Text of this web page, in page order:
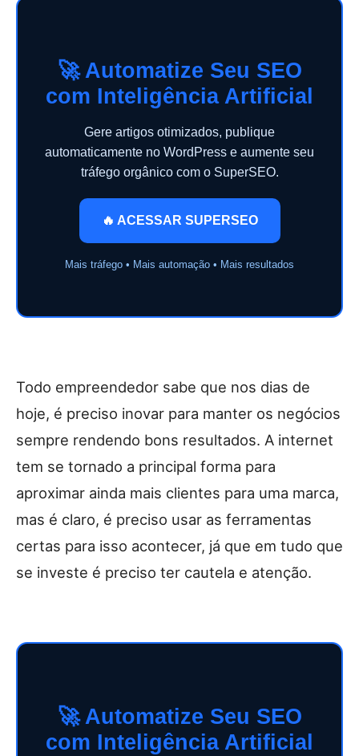
🚀 Automatize Seu SEO
com Inteligência Artificial
Gere artigos otimizados, publique
automaticamente no WordPress e aumente seu
tráfego orgânico com o SuperSEO.
🔥 ACESSAR SUPERSEO
Mais tráfego • Mais automação • Mais resultados
Todo empreendedor sabe que nos dias de
hoje, é preciso inovar para manter os negócios
sempre rendendo bons resultados. A internet
tem se tornado a principal forma para
aproximar ainda mais clientes para uma marca,
mas é claro, é preciso usar as ferramentas
certas para isso acontecer, já que em tudo que
se investe é preciso ter cautela e atenção.
🚀 Automatize Seu SEO
com Inteligência Artificial